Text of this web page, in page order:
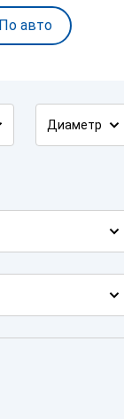
По авто
Диаметр